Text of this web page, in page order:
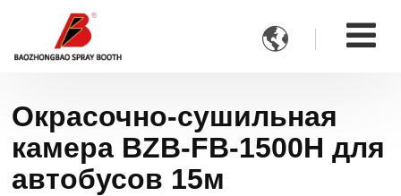

Окрасочно-сушильная
камера BZB-FB-1500H для
автобусов 15м